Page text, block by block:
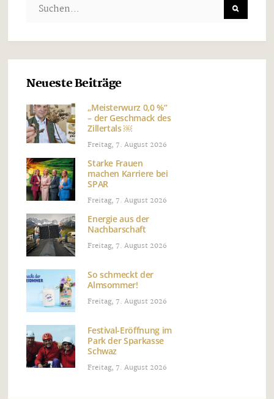
Neueste Beiträge
„Meisterwurz 0,0 %“
– der Geschmack des
Zillertals ￼
Freitag, 7. August 2026
Starke Frauen
machen Karriere bei
SPAR
Freitag, 7. August 2026
Energie aus der
Nachbarschaft
Freitag, 7. August 2026
So schmeckt der
Almsommer!
Freitag, 7. August 2026
Festival-Eröffnung im
Park der Sparkasse
Schwaz
Freitag, 7. August 2026